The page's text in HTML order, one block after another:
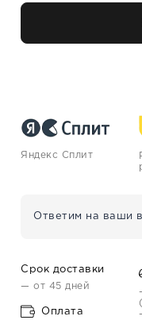
Яндекс Сплит
Ответим на ваши
Срок доставки
— от 45 дней
Оплата